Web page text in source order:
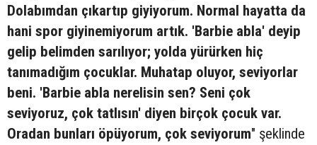
Dolabımdan çıkartıp giyiyorum. Normal hayatta da
hani spor giyinemiyorum artık. 'Barbie abla' deyip
gelip belimden sarılıyor; yolda yürürken hiç
tanımadığım çocuklar. Muhatap oluyor, seviyorlar
beni. 'Barbie abla nerelisin sen? Seni çok
seviyoruz, çok tatlısın' diyen birçok çocuk var.
Oradan bunları öpüyorum, çok seviyorum" şeklinde